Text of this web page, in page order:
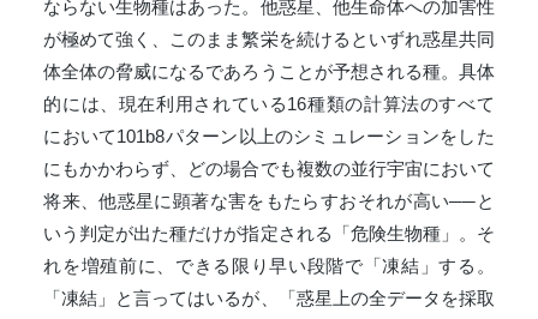
ならない生物種はあった。他惑星、他生命体への加害性
が極めて強く、このまま繁栄を続けるといずれ惑星共同
体全体の脅威になるであろうことが予想される種。具体
的には、現在利用されている16種類の計算法のすべて
において101b8パターン以上のシミュレーションをした
にもかかわらず、どの場合でも複数の並行宇宙において
将来、他惑星に顕著な害をもたらすおそれが高い──と
いう判定が出た種だけが指定される「危険生物種」。そ
れを増殖前に、できる限り早い段階で「凍結」する。
「凍結」と言ってはいるが、「惑星上の全データを採取